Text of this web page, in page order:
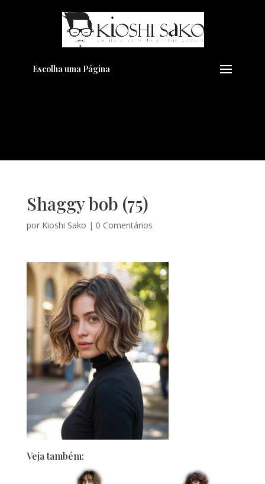
Escolha uma Página
Shaggy bob (75)
por Kioshi Sako | 0 Comentários
Veja também:
Pensando em transformar seu
Visual??